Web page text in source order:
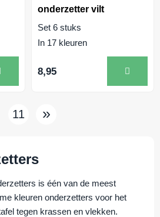
onderzetter vilt
Set 6 stuks
In 17 kleuren
8,95
11 »
is één van de meest
kleuren onderzetters voor het
tegen krassen en vlekken.